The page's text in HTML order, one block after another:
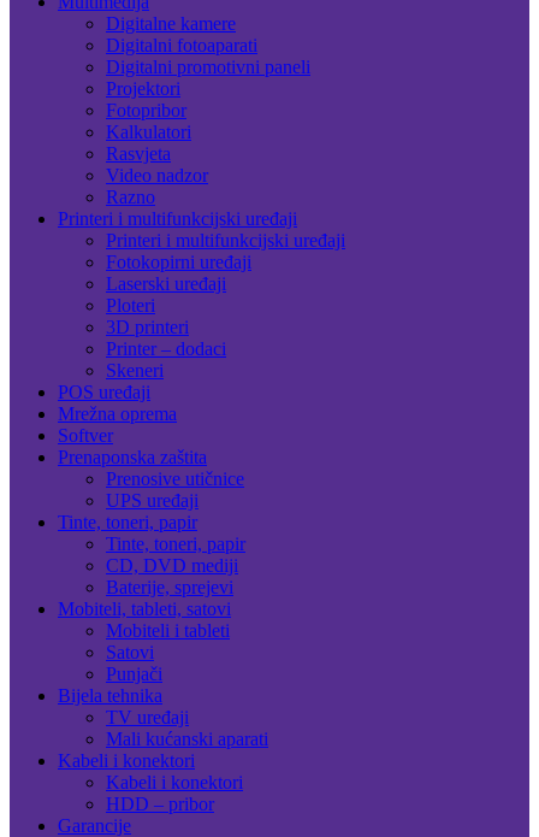
Digitalne kamere
Digitalni fotoaparati
Digitalni promotivni paneli
Projektori
Fotopribor
Kalkulatori
Rasvjeta
Video nadzor
Razno
Printeri i multifunkcijski uređaji
Printeri i multifunkcijski uređaji
Fotokopirni uređaji
Laserski uređaji
Ploteri
3D printeri
Printer – dodaci
Skeneri
POS uređaji
Mrežna oprema
Softver
Prenaponska zaštita
Prenosive utičnice
UPS uređaji
Tinte, toneri, papir
Tinte, toneri, papir
CD, DVD mediji
Baterije, sprejevi
Mobiteli, tableti, satovi
Mobiteli i tableti
Satovi
Punjači
Bijela tehnika
TV uređaji
Mali kućanski aparati
Kabeli i konektori
Kabeli i konektori
HDD – pribor
Garancije